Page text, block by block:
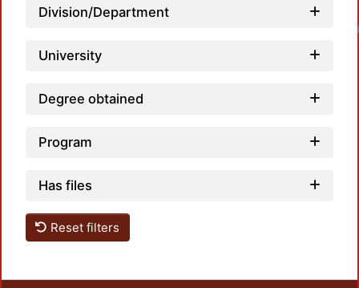
Division/Department
University
Degree obtained
Program
Has files
Reset filters